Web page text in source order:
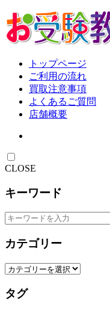
トップページ
ご利用の流れ
買取注意事項
よくあるご質問
店舗概要
CLOSE
キーワード
カテゴリー
タグ